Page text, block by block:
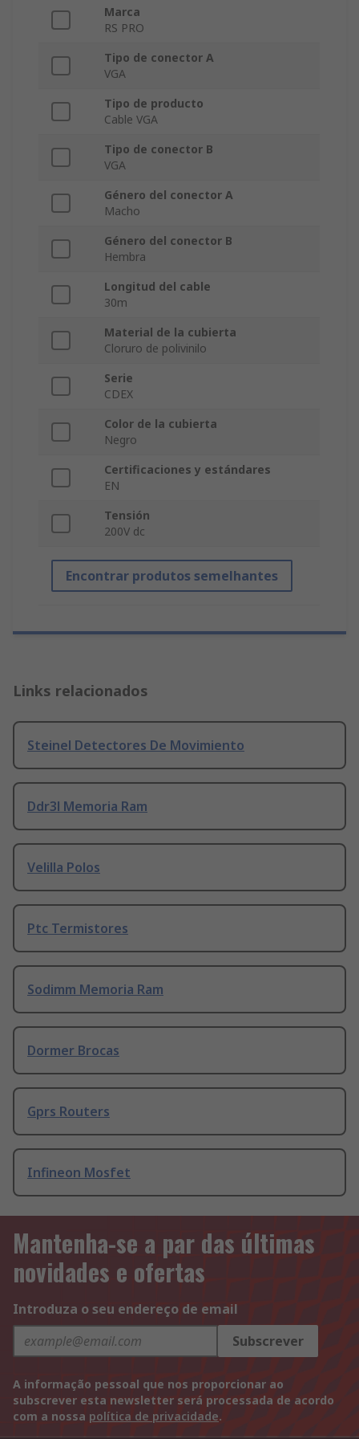
Marca
RS PRO
Tipo de conector A
VGA
Tipo de producto
Cable VGA
Tipo de conector B
VGA
Género del conector A
Macho
Género del conector B
Hembra
Longitud del cable
30m
Material de la cubierta
Cloruro de polivinilo
Serie
CDEX
Color de la cubierta
Negro
Certificaciones y estándares
EN
Tensión
200V dc
Encontrar produtos semelhantes
Links relacionados
Steinel Detectores De Movimiento
Ddr3l Memoria Ram
Velilla Polos
Ptc Termistores
Sodimm Memoria Ram
Dormer Brocas
Gprs Routers
Infineon Mosfet
Mantenha-se a par das últimas
novidades e ofertas
Introduza o seu endereço de email
Subscrever
A informação pessoal que nos proporcionar ao
subscrever esta newsletter será processada de acordo
com a nossa política de privacidade.